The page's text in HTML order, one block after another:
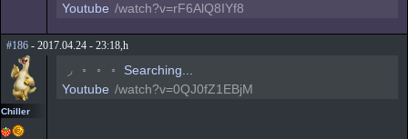
Youtube /watch?v=rF6AlQ8IYf8
#186 - 2017.04.24 - 23:18,h
Chiller
◟ ◦ ◦ ◦
Searching...
Youtube /watch?v=0QJ0fZ1EBjM